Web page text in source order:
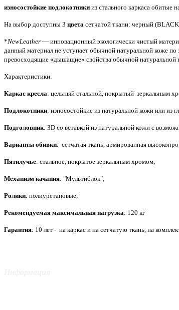
износостойкие подлокотники из стального каркаса обитые
На выбор доступны 3 цвета сетчатой ткани: черный (BLACK
*NewLeather — инновационный экологически чистый
данный материал не уступает обычной натуральной коже
превосходящие «дышащие» свойства обычной натуральной
Характеристики:
Каркас кресла: цельный стальной, покрытый зеркальным
Подлокотники: износостойкие из натуральной кожи или из
Подголовник: 3D со вставкой из натуральной кожи с
Варианты обивки: сетчатая ткань, армированная
Пятилучье: стальное, покрытое зеркальным хромом;
Механизм качания: "Мультиблок";
Ролики: полиуретановые;
Рекомендуемая максимальная нагрузка: 120 кг
Гарантия: 10 лет - на каркас и на сетчатую ткань, на